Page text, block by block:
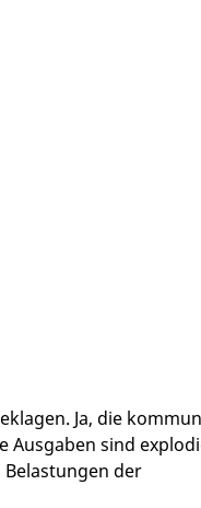
Ja, die
Ausgaben sind
der